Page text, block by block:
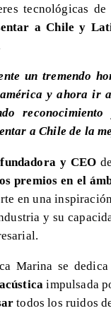
tecnológicas
a Chile y
un tremendo
y ahora ir
a Chile de la
fundadora y CEO
premios en el
en una
y su
Marina se
impulsada
todos los ruidos